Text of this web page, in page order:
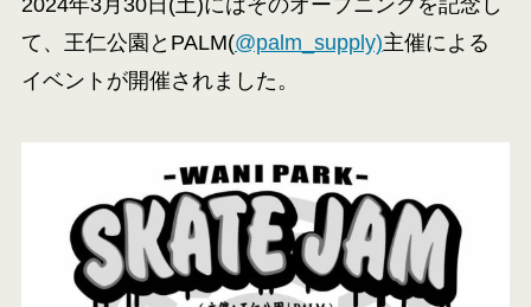
2024年3月30日(土)にはそのオープニングを記念し
て、王仁公園とPALM(@palm_supply)主催による
イベントが開催されました。